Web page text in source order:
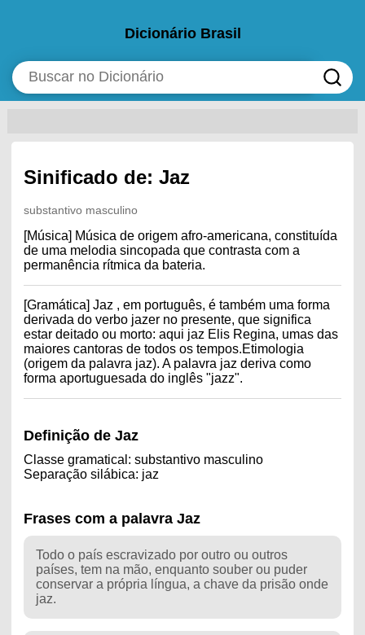
Dicionário Brasil
Sinificado de: Jaz
substantivo masculino
[Música] Música de origem afro-americana, constituída
de uma melodia sincopada que contrasta com a
permanência rítmica da bateria.
[Gramática] Jaz , em português, é também uma forma
derivada do verbo jazer no presente, que significa
estar deitado ou morto: aqui jaz Elis Regina, umas das
maiores cantoras de todos os tempos.Etimologia
(origem da palavra jaz). A palavra jaz deriva como
forma aportuguesada do inglês "jazz".
Definição de Jaz
Classe gramatical: substantivo masculino
Separação silábica: jaz
Frases com a palavra Jaz
Todo o país escravizado por outro ou outros
países, tem na mão, enquanto souber ou puder
conservar a própria língua, a chave da prisão onde
jaz.